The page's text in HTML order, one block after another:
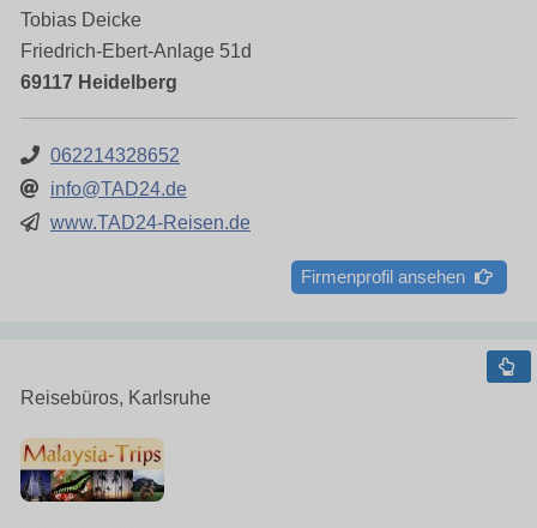
Tobias Deicke
Friedrich-Ebert-Anlage 51d
69117 Heidelberg
062214328652
info@TAD24.de
www.TAD24-Reisen.de
Firmenprofil ansehen
Reisebüros, Karlsruhe